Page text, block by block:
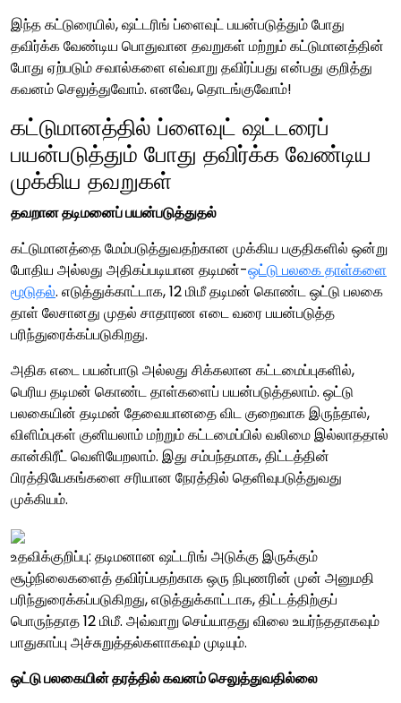
இந்த கட்டுரையில், ஷட்டரிங் ப்ளைவுட் பயன்படுத்தும் போது
தவிர்க்க வேண்டிய பொதுவான தவறுகள் மற்றும் கட்டுமானத்தின்
போது ஏற்படும் சவால்களை எவ்வாறு தவிர்ப்பது என்பது குறித்து
கவனம் செலுத்துவோம். எனவே, தொடங்குவோம்!
கட்டுமானத்தில் ப்ளைவுட் ஷட்டரைப்
பயன்படுத்தும் போது தவிர்க்க வேண்டிய
முக்கிய தவறுகள்
தவறான தடிமனைப் பயன்படுத்துதல்
கட்டுமானத்தை மேம்படுத்துவதற்கான முக்கிய பகுதிகளில் ஒன்று
போதிய அல்லது அதிகப்படியான தடிமன்-ஒட்டு பலகை தாள்களை
மூடுதல். எடுத்துக்காட்டாக, 12 மிமீ தடிமன் கொண்ட ஒட்டு பலகை
தாள் லேசானது முதல் சாதாரண எடை வரை பயன்படுத்த
பரிந்துரைக்கப்படுகிறது.
அதிக எடை பயன்பாடு அல்லது சிக்கலான கட்டமைப்புகளில்,
பெரிய தடிமன் கொண்ட தாள்களைப் பயன்படுத்தலாம். ஒட்டு
பலகையின் தடிமன் தேவையானதை விட குறைவாக இருந்தால்,
விளிம்புகள் குனியலாம் மற்றும் கட்டமைப்பில் வலிமை இல்லாததால்
கான்கிரீட் வெளியேறலாம். இது சம்பந்தமாக, திட்டத்தின்
பிரத்தியேகங்களை சரியான நேரத்தில் தெளிவுபடுத்துவது
முக்கியம்.
உதவிக்குறிப்பு: தடிமனான ஷட்டரிங் அடுக்கு இருக்கும்
சூழ்நிலைகளைத் தவிர்ப்பதற்காக ஒரு நிபுணரின் முன் அனுமதி
பரிந்துரைக்கப்படுகிறது, எடுத்துக்காட்டாக, திட்டத்திற்குப்
பொருந்தாத 12 மிமீ. அவ்வாறு செய்யாதது விலை உயர்ந்ததாகவும்
பாதுகாப்பு அச்சுறுத்தல்களாகவும் முடியும்.
ஒட்டு பலகையின் தரத்தில் கவனம் செலுத்துவதில்லை